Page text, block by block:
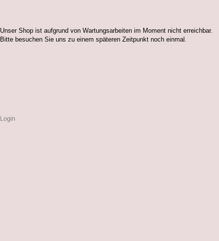
Unser Shop ist aufgrund von Wartungsarbeiten im Moment nicht erreichbar.
Bitte besuchen Sie uns zu einem späteren Zeitpunkt noch einmal.
Login